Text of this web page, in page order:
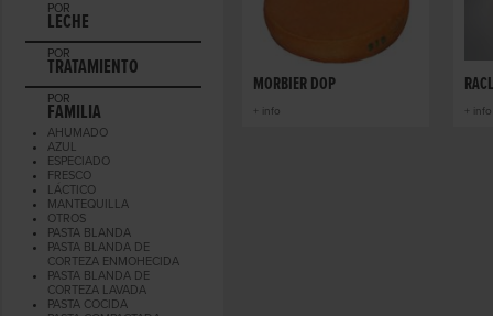
POR
LECHE
POR
TRATAMIENTO
POR
FAMILIA
AHUMADO
AZUL
ESPECIADO
FRESCO
LÁCTICO
MANTEQUILLA
OTROS
PASTA BLANDA
PASTA BLANDA DE
CORTEZA ENMOHECIDA
PASTA BLANDA DE
CORTEZA LAVADA
PASTA COCIDA
MORBIER DOP
+ info + info